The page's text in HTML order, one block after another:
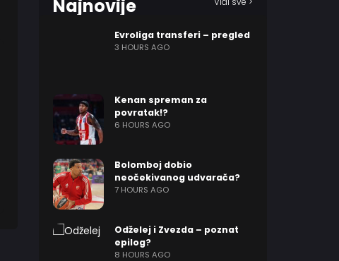
Najnovije
Evroliga transferi – pregled
3 HOURS AGO
Kenan spreman za
povratak!?
6 HOURS AGO
Bolomboj dobio
neočekivanog udvarača?
7 HOURS AGO
Odželej i Zvezda – poznat
epilog?
8 HOURS AGO